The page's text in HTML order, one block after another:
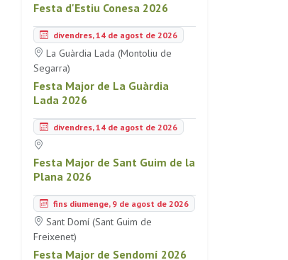
Festa d'Estiu Conesa 2026
divendres, 14 de agost de 2026
La Guàrdia Lada (Montoliu de
Segarra)
Festa Major de La Guàrdia
Lada 2026
divendres, 14 de agost de 2026
Festa Major de Sant Guim de la
Plana 2026
fins diumenge, 9 de agost de 2026
Sant Domí (Sant Guim de
Freixenet)
Festa Major de Sendomí 2026